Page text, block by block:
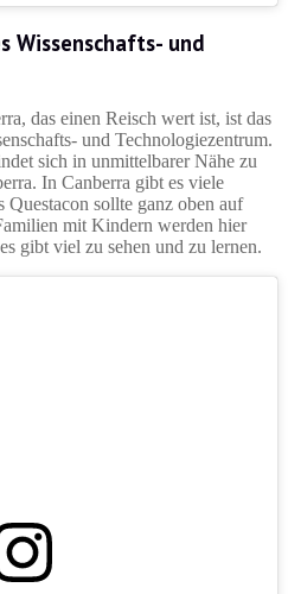
Wissenschafts- und
das einen Reisch wert ist, ist das
und Technologiezentrum.
sich in unmittelbarer Nähe zu
In Canberra gibt es viele
Questacon sollte ganz oben auf
mit Kindern werden hier
gibt viel zu sehen und zu lernen.